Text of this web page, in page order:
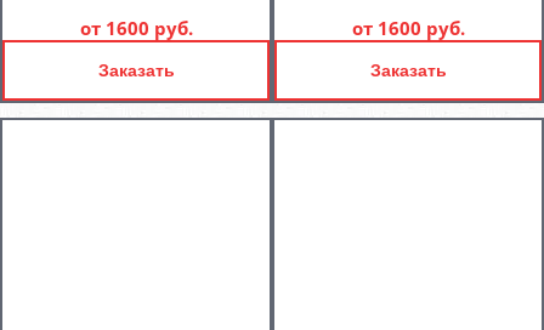
от 1600 руб.
Заказать
от 1600 руб.
Заказать